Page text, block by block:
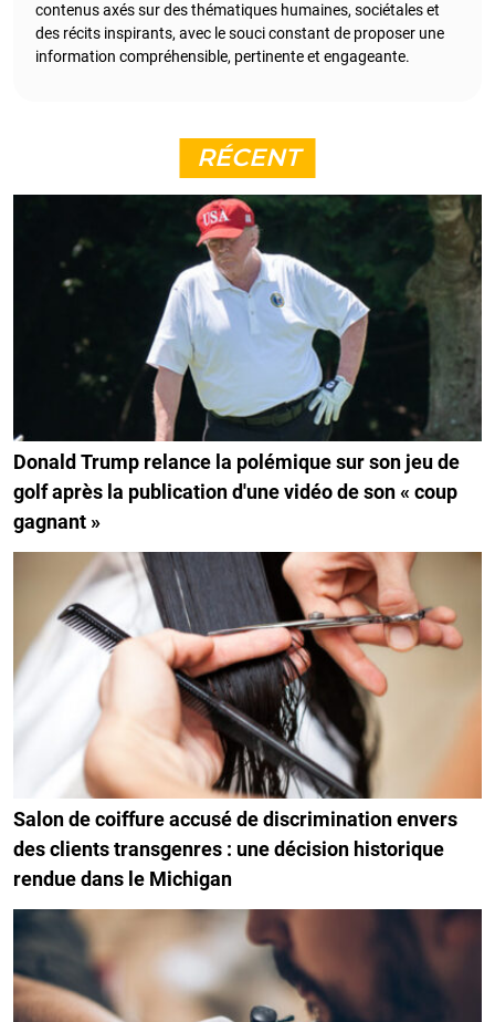
contenus axés sur des thématiques humaines, sociétales et
des récits inspirants, avec le souci constant de proposer une
information compréhensible, pertinente et engageante.
RÉCENT
Donald Trump relance la polémique sur son jeu de
golf après la publication d'une vidéo de son « coup
gagnant »
Salon de coiffure accusé de discrimination envers
des clients transgenres : une décision historique
rendue dans le Michigan